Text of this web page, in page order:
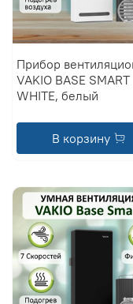
Прибор
VAKIO BASE SMART
WHITE, белый
В корзину